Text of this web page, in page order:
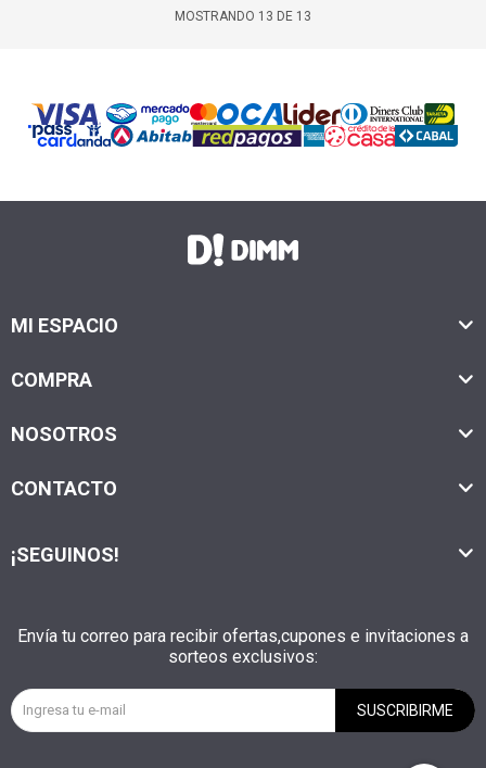
MOSTRANDO 13 DE 13
MI ESPACIO
COMPRA
NOSOTROS
CONTACTO
Envía tu correo para recibir ofertas,cupones e invitaciones a
sorteos exclusivos:
SUSCRIBIRME
¡SEGUINOS!